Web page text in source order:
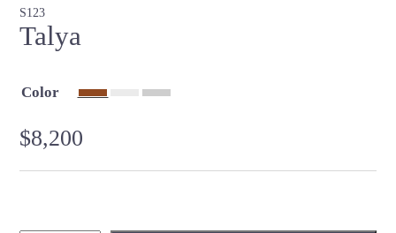
S123
Talya
Color
$8,200